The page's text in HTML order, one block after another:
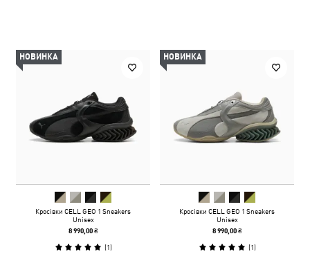
НОВИНКА
Кросівки CELL GEO 1 Sneakers
Unisex
8 990,00 ₴
(1)
НОВИНКА
Кросівки CELL GEO 1 Sneakers
Unisex
8 990,00 ₴
(1)